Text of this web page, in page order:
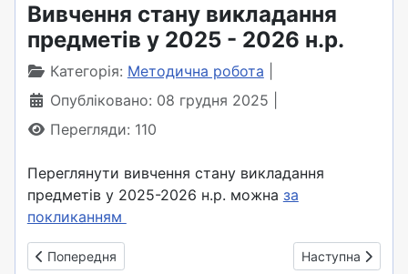
Вивчення стану викладання
предметів у 2025 - 2026 н.р.
Категорія: Методична робота
Опубліковано: 08 грудня 2025
Перегляди: 110
Переглянути вивчення стану викладання
предметів у 2025-2026 н.р. можна за
покликанням
Попередня стаття: Використання компетентнісно
Попередня Наступна
Наступна